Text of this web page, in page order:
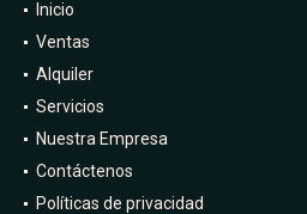
Inicio
Ventas
Alquiler
Servicios
Nuestra Empresa
Contáctenos
Políticas de privacidad